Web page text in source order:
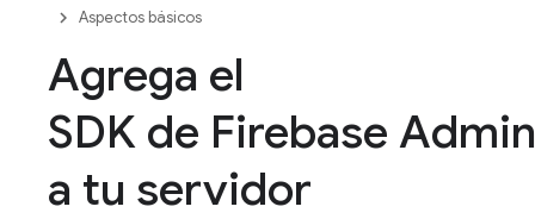
Aspectos básicos
Agrega el
SDK de Firebase Admin
a tu servidor